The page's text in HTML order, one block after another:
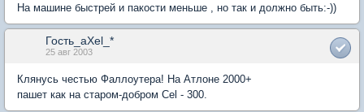
На машине быстрей и пакости меньше , но так и должно быть:-))
Гость_aXel_*
25 авг 2003
Клянусь честью Фаллоутера! На Атлоне 2000+
пашет как на старом-добром Cel - 300.